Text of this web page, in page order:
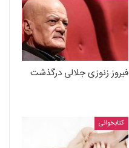
فیروز زنوزی جلالی درگذشت
کتابخوانی